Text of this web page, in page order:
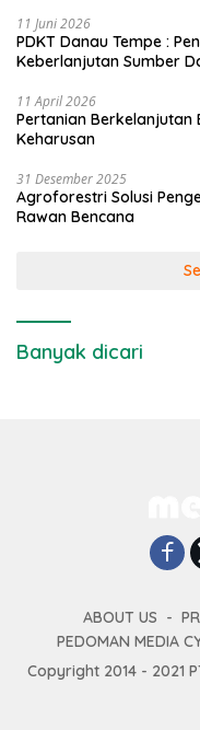
11 Juni 2026
PDKT Danau Tempe :
Keberlanjutan Sumber
11 April 2026
Pertanian Berkelanjutan
Keharusan
31 Desember 2025
Agroforestri Solusi
Rawan Bencana
Banyak dicari
ABOUT US
PEDOMAN MEDIA
Copyright 2014 - 2021